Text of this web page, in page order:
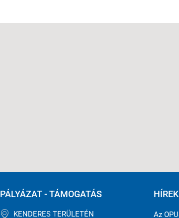
PÁLYÁZAT - TÁMOGATÁS
KENDERES TERÜLETÉN
HÍREK
Az